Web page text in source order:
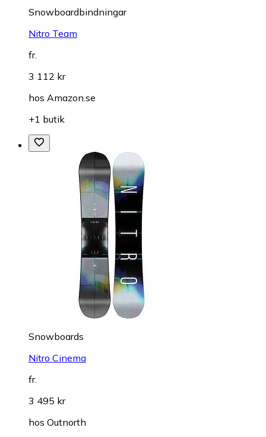
Snowboardbindningar
Nitro Team
fr.
3 112 kr
hos Amazon.se
+1 butik
Snowboards
Nitro Cinema
fr.
3 495 kr
hos Outnorth